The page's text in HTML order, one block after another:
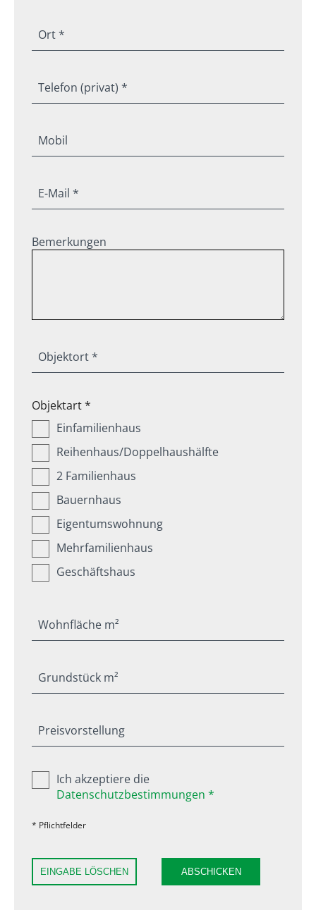
Ort *
Telefon (privat) *
Mobil
E-Mail *
Bemerkungen
Objektort *
Objektart *
Einfamilienhaus
Reihenhaus/Doppelhaushälfte
2 Familienhaus
Bauernhaus
Eigentumswohnung
Mehrfamilienhaus
Geschäftshaus
Wohnfläche m²
Grundstück m²
Preisvorstellung
Ich akzeptiere die
Datenschutzbestimmungen *
* Pflichtfelder
EINGABE LÖSCHEN ABSCHICKEN